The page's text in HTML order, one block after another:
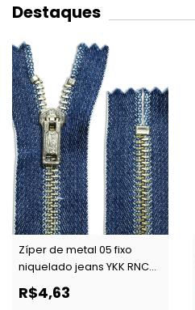
Destaques
Zíper de metal 05 fixo
niquelado jeans YKK RNC
52 CJI14 c/ 1 un
R$4,63